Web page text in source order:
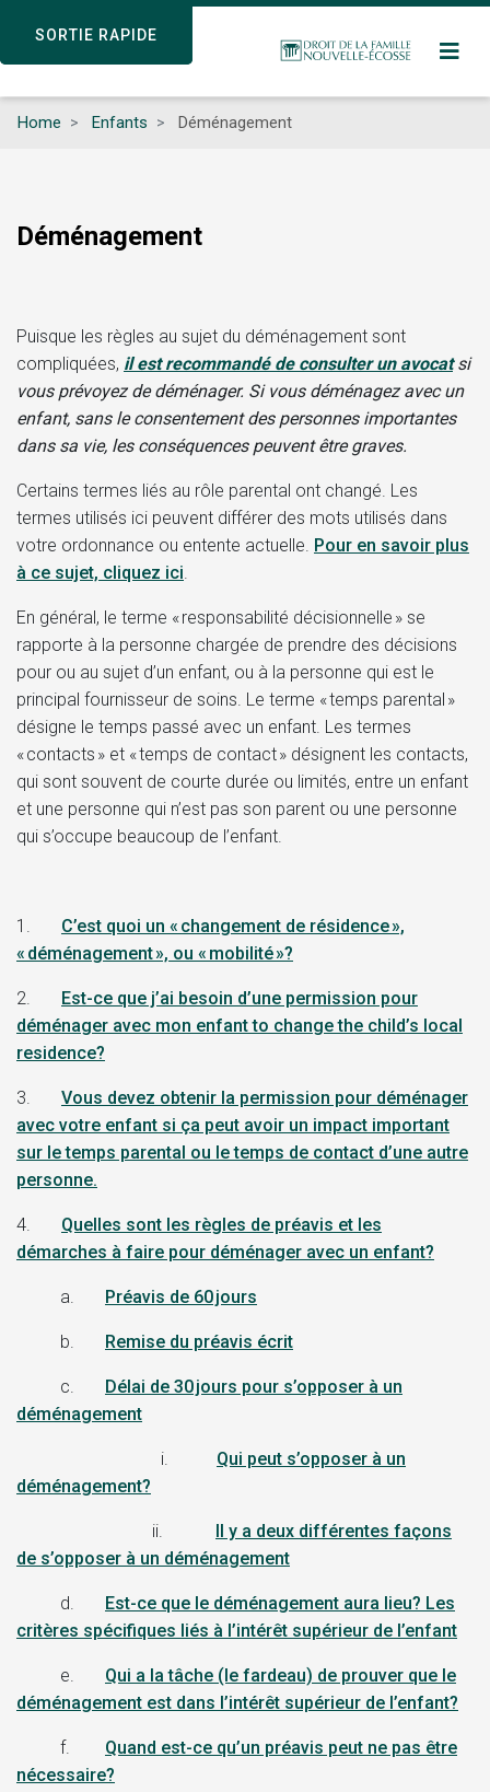
SORTIE RAPIDE
content
SORTIE RAPIDE
Home Enfants Déménagement
Déménagement
Puisque les règles au sujet du déménagement sont
compliquées, il est recommandé de consulter un avocat si
vous prévoyez de déménager. Si vous déménagez avec un
enfant, sans le consentement des personnes importantes
dans sa vie, les conséquences peuvent être graves.
Certains termes liés au rôle parental ont changé. Les
termes utilisés ici peuvent différer des mots utilisés dans
votre ordonnance ou entente actuelle. Pour en savoir plus
à ce sujet, cliquez ici
En général, le terme « responsabilité décisionnelle » se
rapporte à la personne chargée de prendre des décisions
pour ou au sujet d’un enfant, ou à la personne qui est le
principal fournisseur de soins. Le terme « temps parental »
désigne le temps passé avec un enfant. Les termes
« contacts » et « temps de contact » désignent les contacts,
qui sont souvent de courte durée ou limités, entre un enfant
et une personne qui n’est pas son parent ou une personne
qui s’occupe beaucoup de l’enfant.
1.
C’est quoi un « changement de résidence »,
« déménagement », ou « mobilité »?
2.
Est-ce que j’ai besoin d’une permission pour
déménager avec mon enfant to change the child’s local
residence?
3.
Vous devez obtenir la permission pour déménager
avec votre enfant si ça peut avoir un impact important
sur le temps parental ou le temps de contact d’une autre
personne.
4.
Quelles sont les règles de préavis et les
démarches à faire pour déménager avec un enfant?
a. Préavis de 60 jours
b. Remise du préavis écrit
c.
Délai de 30 jours pour s’opposer à un
déménagement
i.
Qui peut s’opposer à un
déménagement?
ii.
Il y a deux différentes façons
de s’opposer à un déménagement
d.
Est-ce que le déménagement aura lieu? Les
critères spécifiques liés à l’intérêt supérieur de l’enfant
e.
Qui a la tâche (le fardeau) de prouver que le
déménagement est dans l’intérêt supérieur de l’enfant?
f.
Quand est-ce qu’un préavis peut ne pas être
nécessaire?